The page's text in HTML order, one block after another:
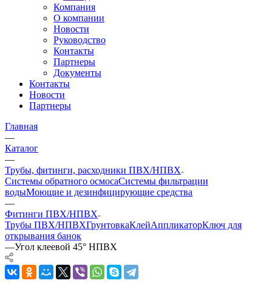
Компания
О компании
Новости
Руководство
Контакты
Партнеры
Документы
Контакты
Новости
Партнеры
Главная
—
Каталог
—
Трубы, фитинги, расходники ПВХ/НПВХ
Системы обратного осмосаСистемы фильтрации
водыМоющие и дезинфицирующие средства
—
Фитинги ПВХ/НПВХ
Трубы ПВХ/НПВХГрунтовкаКлейАппликаторКлюч для
открывания банок
—Угол клеевой 45° НПВХ